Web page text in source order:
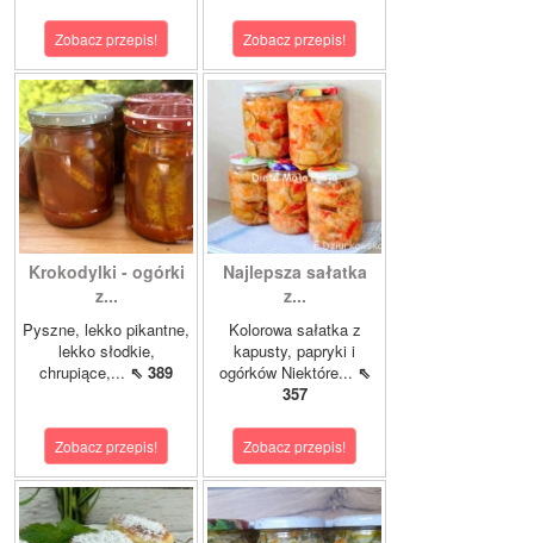
Zobacz przepis! Zobacz przepis!
Krokodylki - ogórki
z...
Pyszne, lekko pikantne,
lekko słodkie,
chrupiące,... ⇖ 389
Zobacz przepis!
Najlepsza sałatka
z...
Kolorowa sałatka z
kapusty, papryki i
ogórków Niektóre... ⇖
357
Zobacz przepis!